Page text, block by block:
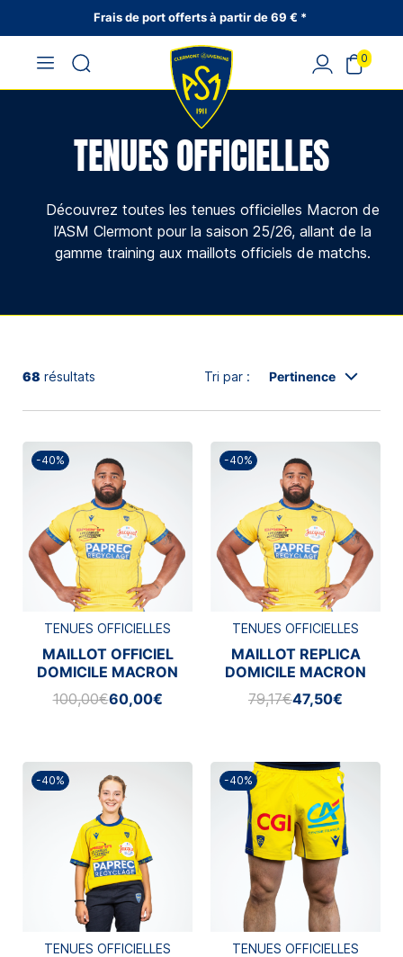
Frais de port offerts à partir de 69 € *
TENUES OFFICIELLES
Découvrez toutes les tenues officielles Macron de
l’ASM Clermont pour la saison 25/26, allant de la
gamme training aux maillots officiels de matchs.
68 résultats Tri par : Pertinence
-40%
TENUES OFFICIELLES
MAILLOT OFFICIEL
DOMICILE MACRON
2025/2026
100,00€60,00€
-40%
TENUES OFFICIELLES
MAILLOT REPLICA
DOMICILE MACRON
2025/2026
79,17€47,50€
-40%
TENUES OFFICIELLES
-40%
TENUES OFFICIELLES
0